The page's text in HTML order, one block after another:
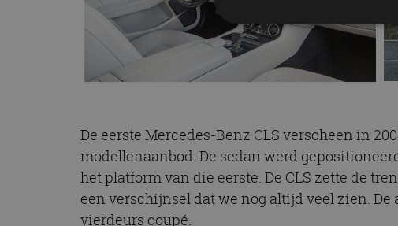
De eerste Mercedes-Benz CLS verscheen in
modellenaanbod. De sedan werd
het platform van die eerste. De CLS zette de
een verschijnsel dat we nog altijd veel zien.
vierdeurs coupé.
Strikt
Strikt noodzakelijke cookies
Naam
cf_clearance